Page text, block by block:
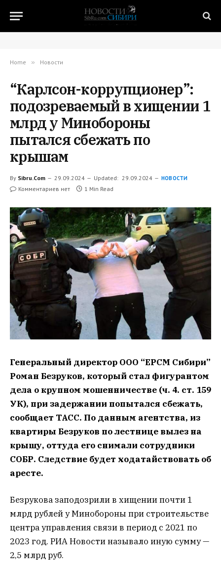
Home » Новости
“Карлсон-коррупционер”:
подозреваемый в хищении 1
млрд у Минобороны
пытался сбежать по
крышам
By Sibru.Com 29.09.2024 Updated: 29.09.2024 НОВОСТИ
Комментариев нет 1 Min Read
Генеральный директор ООО “ЕРСМ Сибири”
Роман Безруков, который стал фигурантом
дела о крупном мошенничестве (ч. 4. ст. 159
УК), при задержании попытался сбежать,
сообщает ТАСС. По данным агентства, из
квартиры Безруков по лестнице вылез на
крышу, оттуда его снимали сотрудники
СОБР. Следствие будет ходатайствовать об
аресте.
Безрукова заподозрили в хищении почти 1
млрд рублей у Минобороны при строительстве
центра управления связи в период с 2021 по
2023 год. РИА Новости называло иную сумму —
2,5 млрд руб.